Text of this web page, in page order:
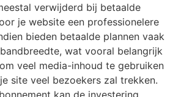
verwijderd bij betaalde
je website een professionelere
bieden betaalde plannen vaak
wat vooral belangrijk
veel media-inhoud te gebruiken
site veel bezoekers zal trekken.
kan de investering